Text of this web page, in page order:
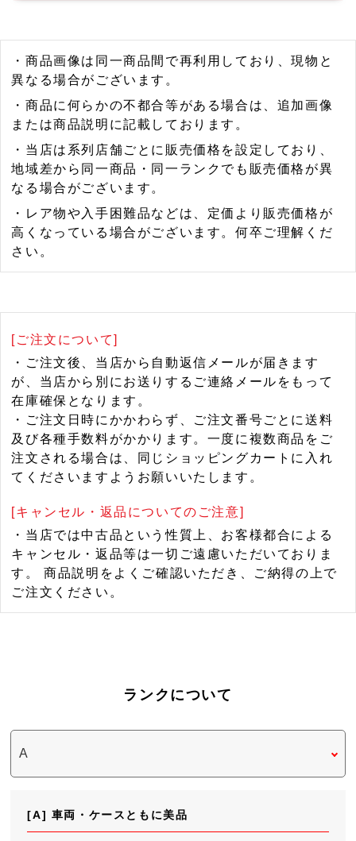
・商品画像は同一商品間で再利用しており、現物と
異なる場合がございます。
・商品に何らかの不都合等がある場合は、追加画像
または商品説明に記載しております。
・当店は系列店舗ごとに販売価格を設定しており、
地域差から同一商品・同一ランクでも販売価格が異
なる場合がございます。
・レア物や入手困難品などは、定価より販売価格が
高くなっている場合がございます。何卒ご理解くだ
さい。
[ご注文について]
・ご注文後、当店から自動返信メールが届きます
が、当店から別にお送りするご連絡メールをもって
在庫確保となります。
・ご注文日時にかかわらず、ご注文番号ごとに送料
及び各種手数料がかかります。一度に複数商品をご
注文される場合は、同じショッピングカートに入れ
てくださいますようお願いいたします。
[キャンセル・返品についてのご注意]
・当店では中古品という性質上、お客様都合による
キャンセル・返品等は一切ご遠慮いただいておりま
す。 商品説明をよくご確認いただき、ご納得の上で
ご注文ください。
ランクについて
[A] 車両・ケースともに美品